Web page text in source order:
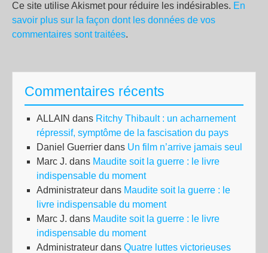
Ce site utilise Akismet pour réduire les indésirables. En
savoir plus sur la façon dont les données de vos
commentaires sont traitées.
Commentaires récents
ALLAIN dans Ritchy Thibault : un acharnement
répressif, symptôme de la fascisation du pays
Daniel Guerrier dans Un film n’arrive jamais seul
Marc J. dans Maudite soit la guerre : le livre
indispensable du moment
Administrateur dans Maudite soit la guerre : le
livre indispensable du moment
Marc J. dans Maudite soit la guerre : le livre
indispensable du moment
Administrateur dans Quatre luttes victorieuses